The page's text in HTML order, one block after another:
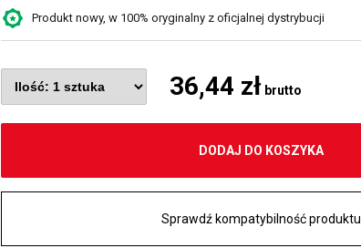
Produkt nowy, w 100% oryginalny z oficjalnej dystrybucji
36,44 zł brutto
DODAJ DO KOSZYKA
Sprawdź kompatybilność produktu